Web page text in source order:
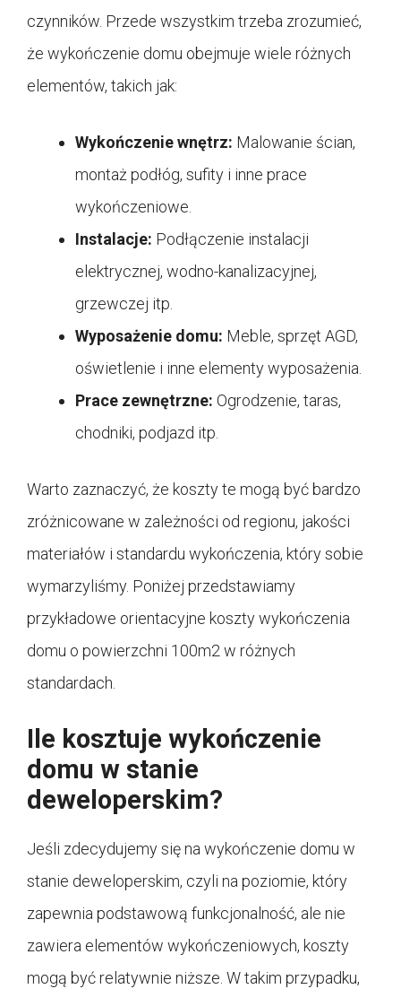
czynników. Przede wszystkim trzeba zrozumieć,
że wykończenie domu obejmuje wiele różnych
elementów, takich jak:
Wykończenie wnętrz: Malowanie ścian,
montaż podłóg, sufity i inne prace
wykończeniowe.
Instalacje: Podłączenie instalacji
elektrycznej, wodno-kanalizacyjnej,
grzewczej itp.
Wyposażenie domu: Meble, sprzęt AGD,
oświetlenie i inne elementy wyposażenia.
Prace zewnętrzne: Ogrodzenie, taras,
chodniki, podjazd itp.
Warto zaznaczyć, że koszty te mogą być bardzo
zróżnicowane w zależności od regionu, jakości
materiałów i standardu wykończenia, który sobie
wymarzyliśmy. Poniżej przedstawiamy
przykładowe orientacyjne koszty wykończenia
domu o powierzchni 100m2 w różnych
standardach.
Ile kosztuje wykończenie
domu w stanie
deweloperskim?
Jeśli zdecydujemy się na wykończenie domu w
stanie deweloperskim, czyli na poziomie, który
zapewnia podstawową funkcjonalność, ale nie
zawiera elementów wykończeniowych, koszty
mogą być relatywnie niższe. W takim przypadku,